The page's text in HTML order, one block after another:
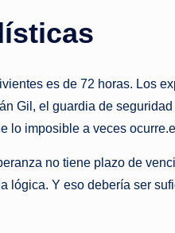
a
s
l
es de 72 horas. Los
Gil, el guardia de
lo imposible a veces
no tiene plazo de
Y eso debería ser